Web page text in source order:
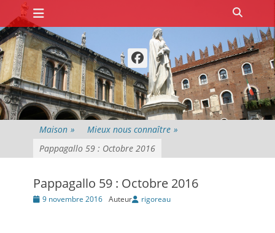
Passer
au
contenu
Premier menu
Facebook
Maison » Mieux nous connaître »
Pappagallo 59 : Octobre 2016
Pappagallo 59 : Octobre 2016
Posté9 novembre 2016 Auteur rigoreau